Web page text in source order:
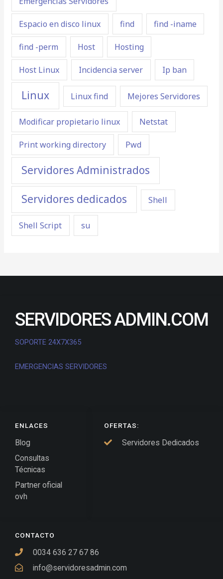
Espacio en disco linux find find -iname
find -perm Host Hosting
Host Linux Incidencia server Ip ban
Linux Linux find Mejores Servidores
Modificar propietario linux Netstat
Print working directory Pwd
Servidores Administrados
Servidores dedicados Shell
Shell Script su
CONTACTO
0034 636 27 67 86
info@servidoresadmin.com
OFERTAS:
Servidores Dedicados
ENLACES
Blog
Consultas
Técnicas
Partner oficial
ovh
SERVIDORES ADMIN.COM
SOPORTE 24X7X365
EMERGENCIAS SERVIDORES